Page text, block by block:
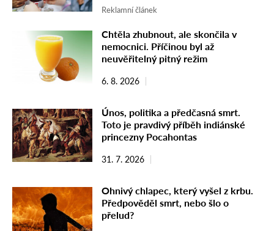
Reklamní článek
Chtěla zhubnout, ale skončila v
nemocnici. Příčinou byl až
neuvěřitelný pitný režim
6. 8. 2026
Únos, politika a předčasná smrt.
Toto je pravdivý příběh indiánské
princezny Pocahontas
31. 7. 2026
Ohnivý chlapec, který vyšel z krbu.
Předpověděl smrt, nebo šlo o
přelud?